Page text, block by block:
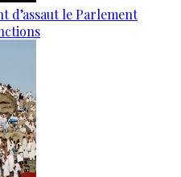
d’assaut le Parlement